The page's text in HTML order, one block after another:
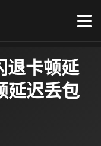
退卡顿延
延迟丢包